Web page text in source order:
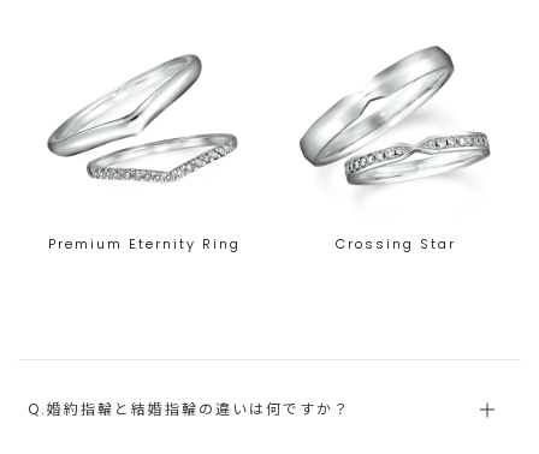
Premium Eternity Ring Crossing Star
Q.婚約指輪と結婚指輪の違いは何ですか？